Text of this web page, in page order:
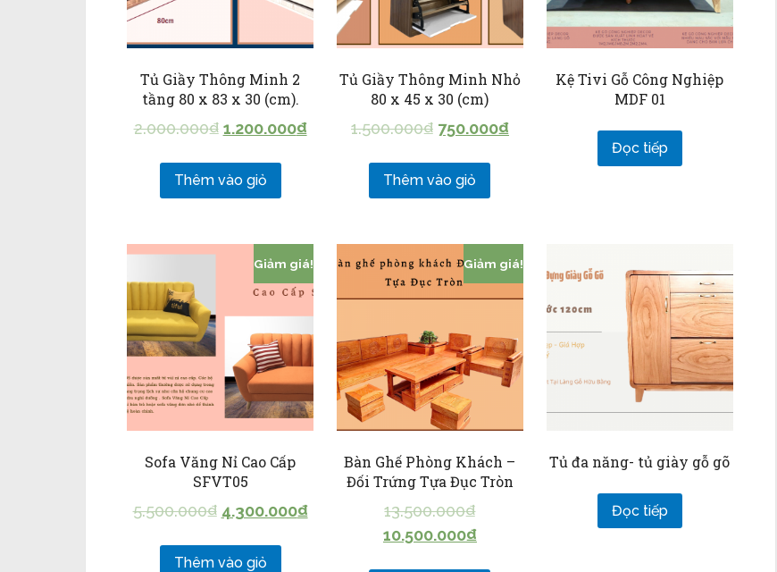
Tủ Giầy Thông Minh 2
tầng 80 x 83 x 30 (cm).
2.000.000₫ 1.200.000₫
Thêm vào giỏ
Tủ Giầy Thông Minh Nhỏ
80 x 45 x 30 (cm)
1.500.000₫ 750.000₫
Thêm vào giỏ
Kệ Tivi Gỗ Công Nghiệp
MDF 01
Đọc tiếp
Giảm giá!
Sofa Văng Nỉ Cao Cấp
SFVT05
5.500.000₫ 4.300.000₫
Thêm vào giỏ
Giảm giá!
Bàn Ghế Phòng Khách –
Đối Trứng Tựa Đục Tròn
13.500.000₫
10.500.000₫
Tủ đa năng- tủ giày gỗ gõ
Đọc tiếp